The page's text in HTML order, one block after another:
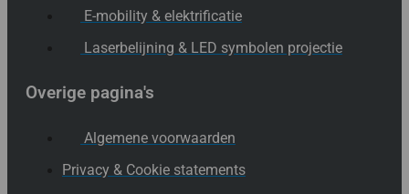
E-mobility & elektrificatie
Laserbelijning & LED symbolen projectie
Overige pagina's
Algemene voorwaarden
Privacy & Cookie statements